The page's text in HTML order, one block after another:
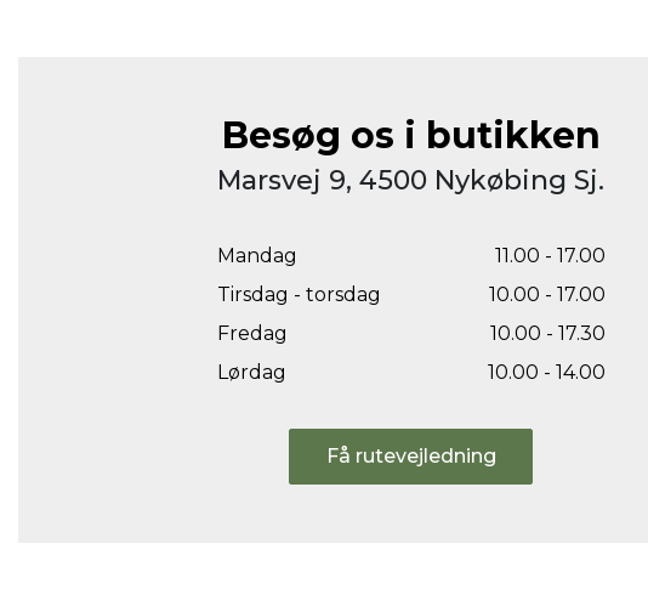
Besøg os i butikken
Marsvej 9, 4500 Nykøbing Sj.
Mandag
11.00 - 17.00
Tirsdag - torsdag
10.00 - 17.00
Fredag
10.00 - 17.30
Lørdag
10.00 - 14.00
Få rutevejledning